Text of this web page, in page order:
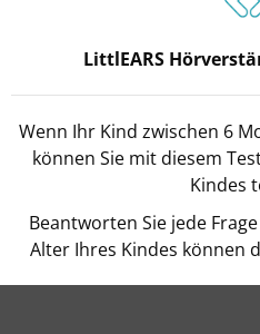
LittlEARS
Wenn Ihr Kind zwischen 6
können Sie mit diesem
Kindes
Beantworten Sie jede
Alter Ihres Kindes können